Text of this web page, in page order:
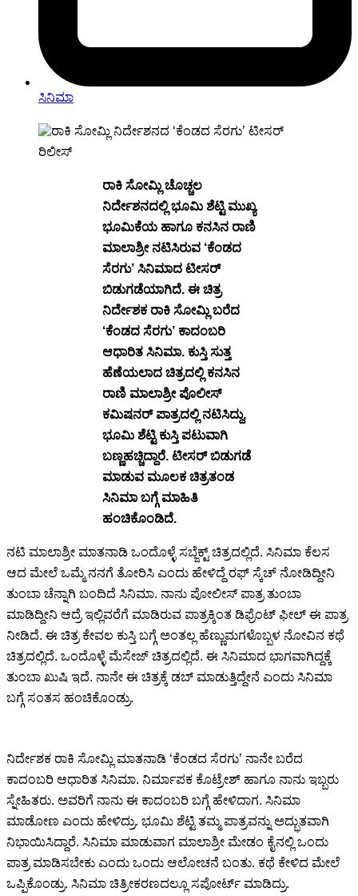
ಸಿನಿಮಾ
ರಾಕಿ ಸೋಮ್ಲಿ ಚೊಚ್ಚಲ
ನಿರ್ದೇಶನದಲ್ಲಿ ಭೂಮಿ ಶೆಟ್ಟಿ ಮುಖ್ಯ
ಭೂಮಿಕೆಯ ಹಾಗೂ ಕನಸಿನ ರಾಣಿ
ಮಾಲಾಶ್ರೀ ನಟಿಸಿರುವ ‘ಕೆಂಡದ
ಸೆರಗು’ ಸಿನಿಮಾದ ಟೀಸರ್
ಬಿಡುಗಡೆಯಾಗಿದೆ. ಈ ಚಿತ್ರ
ನಿರ್ದೇಶಕ ರಾಕಿ ಸೋಮ್ಲಿ ಬರೆದ
‘ಕೆಂಡದ ಸೆರಗು’ ಕಾದಂಬರಿ
ಆಧಾರಿತ ಸಿನಿಮಾ. ಕುಸ್ತಿ ಸುತ್ತ
ಹೆಣೆಯಲಾದ ಚಿತ್ರದಲ್ಲಿ ಕನಸಿನ
ರಾಣಿ ಮಾಲಾಶ್ರೀ ಪೊಲೀಸ್
ಕಮಿಷನರ್ ಪಾತ್ರದಲ್ಲಿ ನಟಿಸಿದ್ದು,
ಭೂಮಿ ಶೆಟ್ಟಿ ಕುಸ್ತಿ ಪಟುವಾಗಿ
ಬಣ್ಣಹಚ್ಚಿದ್ದಾರೆ. ಟೀಸರ್ ಬಿಡುಗಡೆ
ಮಾಡುವ ಮೂಲಕ ಚಿತ್ರತಂಡ
ಸಿನಿಮಾ ಬಗ್ಗೆ ಮಾಹಿತಿ
ಹಂಚಿಕೊಂಡಿದೆ.
ನಟಿ ಮಾಲಾಶ್ರೀ ಮಾತನಾಡಿ ಒಂದೊಳ್ಳೆ ಸಬ್ಜೆಕ್ಟ್ ಚಿತ್ರದಲ್ಲಿದೆ. ಸಿನಿಮಾ ಕೆಲಸ
ಆದ ಮೇಲೆ ಒಮ್ಮೆ ನನಗೆ ತೋರಿಸಿ ಎಂದು ಹೇಳಿದ್ದೆ ರಫ್ ಸ್ಕೆಚ್ ನೋಡಿದ್ದೀನಿ
ತುಂಬಾ ಚೆನ್ನಾಗಿ ಬಂದಿದೆ ಸಿನಿಮಾ. ನಾನು ಪೋಲೀಸ್ ಪಾತ್ರ ತುಂಬಾ
ಮಾಡಿದ್ದೀನಿ ಆದ್ರೆ ಇಲ್ಲಿವರೆಗೆ ಮಾಡಿರುವ ಪಾತ್ರಕ್ಕಿಂತ ಡಿಫ್ರೆಂಟ್ ಫೀಲ್ ಈ ಪಾತ್ರ
ನೀಡಿದೆ. ಈ ಚಿತ್ರ ಕೇವಲ ಕುಸ್ತಿ ಬಗ್ಗೆ ಅಂತಲ್ಲ ಹೆಣ್ಣುಮಗಳೊಬ್ಬಳ ನೋವಿನ ಕಥೆ
ಚಿತ್ರದಲ್ಲಿದೆ. ಒಂದೊಳ್ಳೆ ಮೆಸೇಜ್ ಚಿತ್ರದಲ್ಲಿದೆ. ಈ ಸಿನಿಮಾದ ಭಾಗವಾಗಿದ್ದಕ್ಕೆ
ತುಂಬಾ ಖುಷಿ ಇದೆ. ನಾನೇ ಈ ಚಿತ್ರಕ್ಕೆ ಡಬ್ ಮಾಡುತ್ತಿದ್ದೇನೆ ಎಂದು ಸಿನಿಮಾ
ಬಗ್ಗೆ ಸಂತಸ ಹಂಚಿಕೊಂಡ್ರು.
ನಿರ್ದೇಶಕ ರಾಕಿ ಸೋಮ್ಲಿ ಮಾತನಾಡಿ ‘ಕೆಂಡದ ಸೆರಗು’ ನಾನೇ ಬರೆದ
ಕಾದಂಬರಿ ಆಧಾರಿತ ಸಿನಿಮಾ. ನಿರ್ಮಾಪಕ ಕೊಟ್ರೇಶ್ ಹಾಗೂ ನಾನು ಇಬ್ಬರು
ಸ್ನೇಹಿತರು. ಅವರಿಗೆ ನಾನು ಈ ಕಾದಂಬರಿ ಬಗ್ಗೆ ಹೇಳಿದಾಗ. ಸಿನಿಮಾ
ಮಾಡೋಣ ಎಂದು ಹೇಳಿದ್ರು. ಭೂಮಿ ಶೆಟ್ಟಿ ತಮ್ಮ ಪಾತ್ರವನ್ನು ಅದ್ಭುತವಾಗಿ
ನಿಭಾಯಿಸಿದ್ದಾರೆ. ಸಿನಿಮಾ ಮಾಡುವಾಗ ಮಾಲಾಶ್ರೀ ಮೇಡಂ ಕೈನಲ್ಲಿ ಒಂದು
ಪಾತ್ರ ಮಾಡಿಸಬೇಕು ಎಂದು ಒಂದು ಆಲೋಚನೆ ಬಂತು. ಕಥೆ ಕೇಳಿದ ಮೇಲೆ
ಒಪ್ಪಿಕೊಂಡ್ರು. ಸಿನಿಮಾ ಚಿತ್ರೀಕರಣದಲ್ಲೂ ಸಪೋರ್ಟ್ ಮಾಡಿದ್ರು.